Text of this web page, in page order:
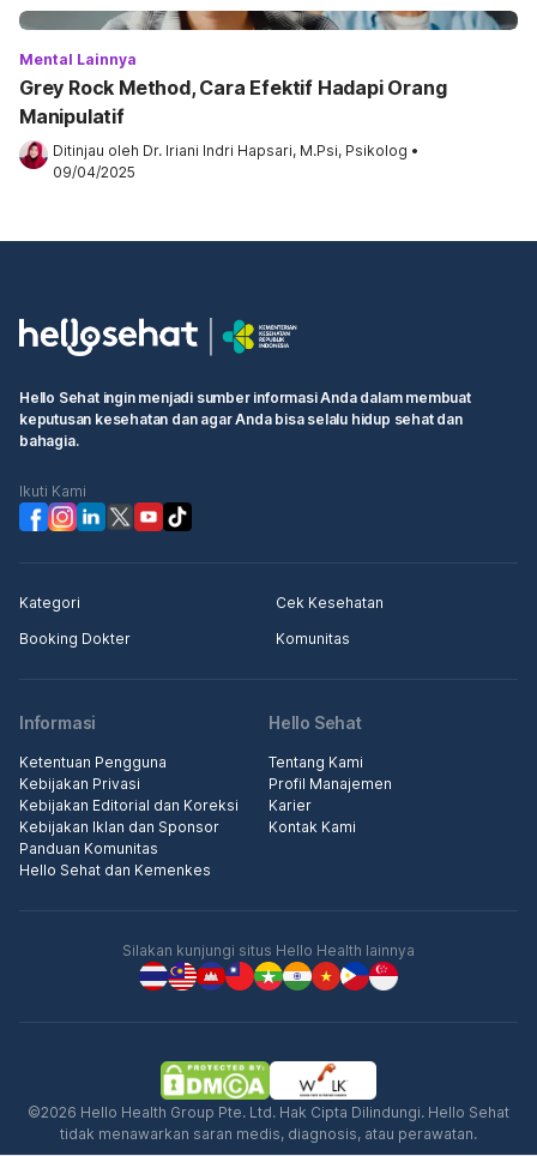
Mental Lainnya
Grey Rock Method, Cara Efektif Hadapi Orang
Manipulatif
Ditinjau oleh Dr. Iriani Indri Hapsari, M.Psi, Psikolog •
09/04/2025
Hello Sehat ingin menjadi sumber informasi Anda dalam membuat
keputusan kesehatan dan agar Anda bisa selalu hidup sehat dan
bahagia.
Ikuti Kami
Kategori
Cek Kesehatan
Booking Dokter
Komunitas
Informasi
Ketentuan Pengguna
Kebijakan Privasi
Kebijakan Editorial dan Koreksi
Kebijakan Iklan dan Sponsor
Panduan Komunitas
Hello Sehat dan Kemenkes
Hello Sehat
Tentang Kami
Profil Manajemen
Karier
Kontak Kami
Silakan kunjungi situs Hello Health lainnya
©2026 Hello Health Group Pte. Ltd. Hak Cipta Dilindungi. Hello Sehat
tidak menawarkan saran medis, diagnosis, atau perawatan.